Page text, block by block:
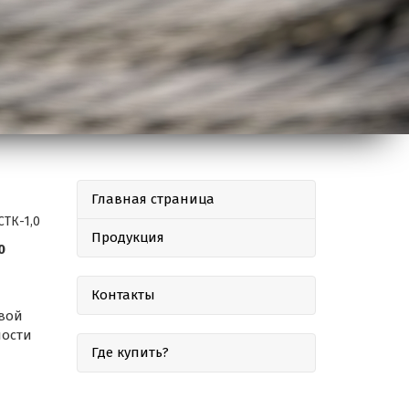
1,0
Главная страница
Продукция
Контакты
Где купить?